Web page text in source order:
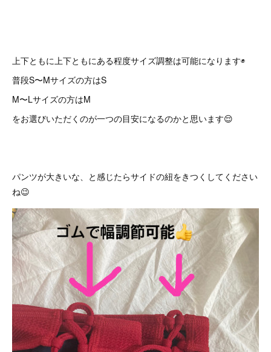
上下ともに上下ともにある程度サイズ調整は可能になります◉
普段S〜Mサイズの方はS
M〜Lサイズの方はM
をお選びいただくのが一つの目安になるのかと思います😌
パンツが大きいな、と感じたらサイドの紐をきつくしてください
ね😉